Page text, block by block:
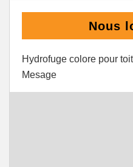
Nous
Hydrofuge colore pour
Mesage